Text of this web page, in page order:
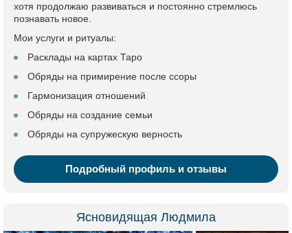
хотя продолжаю развиваться и постоянно стремлюсь
познавать новое.
Мои услуги и ритуалы:
Расклады на картах Таро
Обряды на примирение после ссоры
Гармонизация отношений
Обряды на создание семьи
Обряды на супружескую верность
Подробный профиль и отзывы
Ясновидящая Людмила